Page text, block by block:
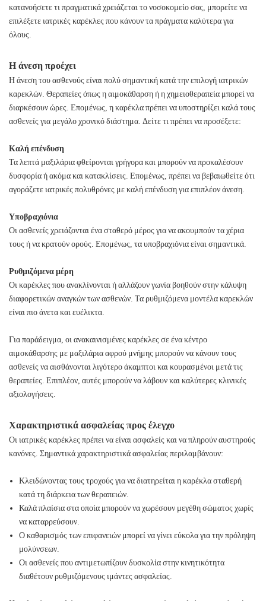
κατανοήσετε τι πραγματικά χρειάζεται το νοσοκομείο σας, μπορείτε να
επιλέξετε ιατρικές καρέκλες που κάνουν τα πράγματα καλύτερα για
όλους.
Η άνεση προέχει
Η άνεση του ασθενούς είναι πολύ σημαντική κατά την επιλογή ιατρικών
καρεκλών. Θεραπείες όπως η αιμοκάθαρση ή η χημειοθεραπεία μπορεί να
διαρκέσουν ώρες. Επομένως, η καρέκλα πρέπει να υποστηρίζει καλά τους
ασθενείς για μεγάλο χρονικό διάστημα. Δείτε τι πρέπει να προσέξετε:
Καλή επένδυση
Τα λεπτά μαξιλάρια φθείρονται γρήγορα και μπορούν να προκαλέσουν
δυσφορία ή ακόμα και κατακλίσεις. Επομένως, πρέπει να βεβαιωθείτε ότι
αγοράζετε ιατρικές πολυθρόνες με καλή επένδυση για επιπλέον άνεση.
Υποβραχιόνια
Οι ασθενείς χρειάζονται ένα σταθερό μέρος για να ακουμπούν τα χέρια
τους ή να κρατούν ορούς. Επομένως, τα υποβραχιόνια είναι σημαντικά.
Ρυθμιζόμενα μέρη
Οι καρέκλες που ανακλίνονται ή αλλάζουν γωνία βοηθούν στην κάλυψη
διαφορετικών αναγκών των ασθενών. Τα ρυθμιζόμενα μοντέλα καρεκλών
είναι πιο άνετα και ευέλικτα.
Για παράδειγμα, οι ανακαινισμένες καρέκλες σε ένα κέντρο
αιμοκάθαρσης με μαξιλάρια αφρού μνήμης μπορούν να κάνουν τους
ασθενείς να αισθάνονται λιγότερο άκαμπτοι και κουρασμένοι μετά τις
θεραπείες. Επιπλέον, αυτές μπορούν να λάβουν και καλύτερες κλινικές
αξιολογήσεις.
Χαρακτηριστικά ασφαλείας προς έλεγχο
Οι ιατρικές καρέκλες πρέπει να είναι ασφαλείς και να πληρούν αυστηρούς
κανόνες. Σημαντικά χαρακτηριστικά ασφαλείας περιλαμβάνουν:
Κλειδώνοντας τους τροχούς για να διατηρείται η καρέκλα σταθερή
κατά τη διάρκεια των θεραπειών.
Καλά πλαίσια στα οποία μπορούν να χωρέσουν μεγέθη σώματος χωρίς
να καταρρεύσουν.
Ο καθαρισμός των επιφανειών μπορεί να γίνει εύκολα για την πρόληψη
μολύνσεων.
Οι ασθενείς που αντιμετωπίζουν δυσκολία στην κινητικότητα
διαθέτουν ρυθμιζόμενους ιμάντες ασφαλείας.